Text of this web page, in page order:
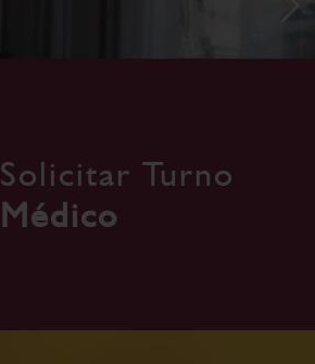
Solicitar Turno
Médico